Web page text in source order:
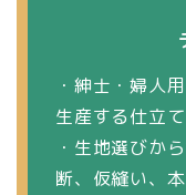
・紳士・婦人
生産する仕立て
・生地選びか
断、仮縫い、